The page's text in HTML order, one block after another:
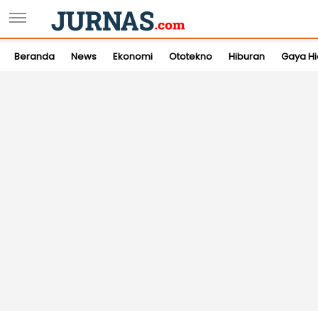
Beranda News Ekonomi Ototekno Hiburan Gaya